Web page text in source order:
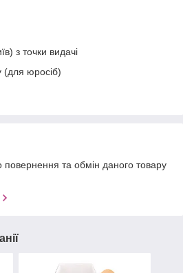
з точки видачі
(для юросіб)
та обмін даного товару